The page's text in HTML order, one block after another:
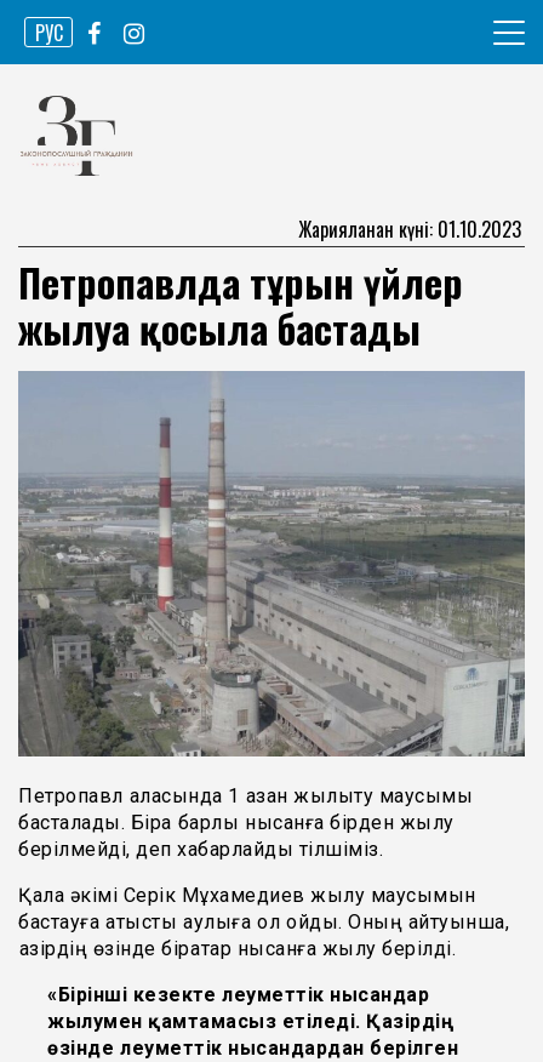
Skip
content
РУС
Законопослушный гражданин
Жарияланған күні: 01.10.2023
Петропавлда тұрғын үйлер
жылуға қосыла бастады
Петропавл қаласында 1 қазан жылыту маусымы
басталады. Бірақ барлық нысанға бірден жылу
берілмейді, деп хабарлайды тілшіміз.
Қала әкімі Серік Мұхамедиев жылу маусымын
бастауға қатысты қаулыға қол қойды. Оның айтуынша,
қазірдің өзінде бірқатар нысанға жылу берілді.
«Бірінші кезекте әлеуметтік нысандар
жылумен қамтамасыз етіледі. Қазірдің
өзінде әлеуметтік нысандардан берілген